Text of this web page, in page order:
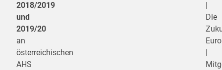
2018/2019
und
2019/20
an
österreichischen
AHS
Die